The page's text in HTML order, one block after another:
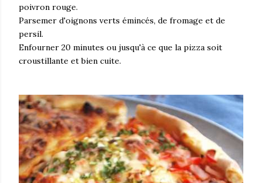
poivron rouge.
Parsemer d'oignons verts émincés, de fromage et de
persil.
Enfourner 20 minutes ou jusqu'à ce que la pizza soit
croustillante et bien cuite.